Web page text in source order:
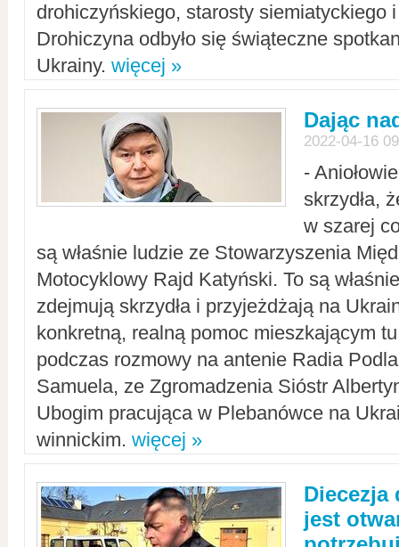
drohiczyńskiego, starosty siemiatyckiego
Drohiczyna odbyło się świąteczne
Ukrainy. więcej »
Dając
2022-04-16
-
skrzydła,
w szarej
są właśnie ludzie ze Stowarzyszenia
Motocyklowy Rajd Katyński. To są
zdejmują skrzydła i przyjeżdżają na
konkretną, realną pomoc mieszkającym
podczas rozmowy na antenie Radia
Samuela, ze Zgromadzenia Sióstr
Ubogim pracująca w Plebanówce na
winnickim. więcej »
Diecezja
jest